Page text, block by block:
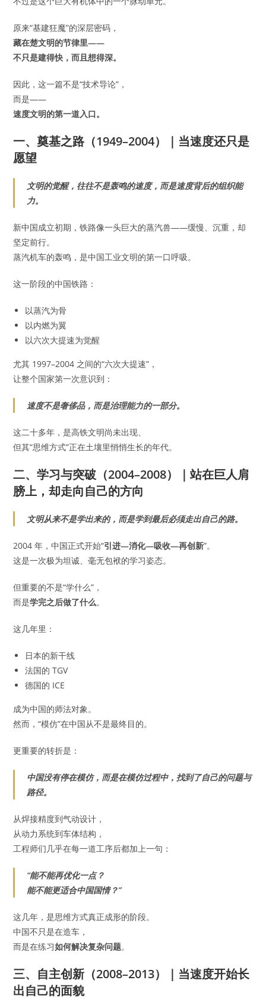
原来“基建狂魔”的深层密码，
藏在楚文明的节律里——
不只是建得快，而且想得深。
因此，这一篇不是“技术导论”，
而是——
速度文明的第一道入口。
一、奠基之路（1949–2004）｜当速度还只是
愿望
文明的觉醒，往往不是轰鸣的速度，而是速度背后的组织能
力。
新中国成立初期，铁路像一头巨大的蒸汽兽——缓慢、沉重，却
坚定前行。
蒸汽机车的轰鸣，是中国工业文明的第一口呼吸。
这一阶段的中国铁路：
以蒸汽为骨
以内燃为翼
以六次大提速为觉醒
尤其 1997–2004 之间的“六次大提速”，
让整个国家第一次意识到：
速度不是奢侈品，而是治理能力的一部分。
这二十多年，是高铁文明尚未出现、
但其“思维方式”正在土壤里悄悄生长的年代。
二、学习与突破（2004–2008）｜站在巨人肩
膀上，却走向自己的方向
文明从来不是学出来的，而是学到最后必须走出自己的路。
2004 年，中国正式开始“引进—消化—吸收—再创新”。
这是一次极为坦诚、毫无包袱的学习姿态。
但重要的不是“学什么”，
而是学完之后做了什么。
这几年里：
日本的新干线
法国的 TGV
德国的 ICE
成为中国的师法对象。
然而，“模仿”在中国从不是最终目的。
更重要的转折是：
中国没有停在模仿，而是在模仿过程中，找到了自己的问题与
路径。
从焊接精度到气动设计，
从动力系统到车体结构，
工程师们几乎在每一道工序后都加上一句：
“能不能再优化一点？
能不能更适合中国国情？”
这几年，是思维方式真正成形的阶段。
中国不只是在造车，
而是在练习如何解决复杂问题。
三、自主创新（2008–2013）｜当速度开始长
出自己的面貌